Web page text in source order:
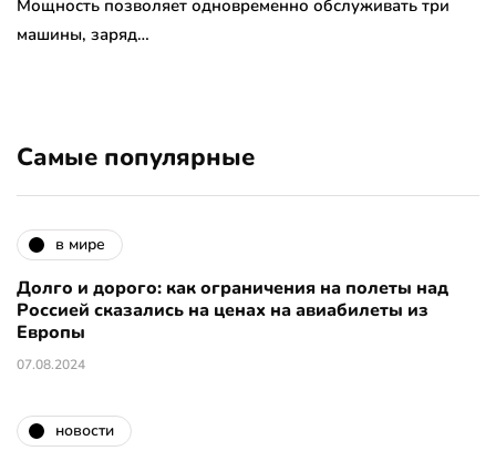
Мощность позволяет одновременно обслуживать три
машины, заряд…
Самые популярные
в мире
Долго и дорого: как ограничения на полеты над
Россией сказались на ценах на авиабилеты из
Европы
07.08.2024
новости